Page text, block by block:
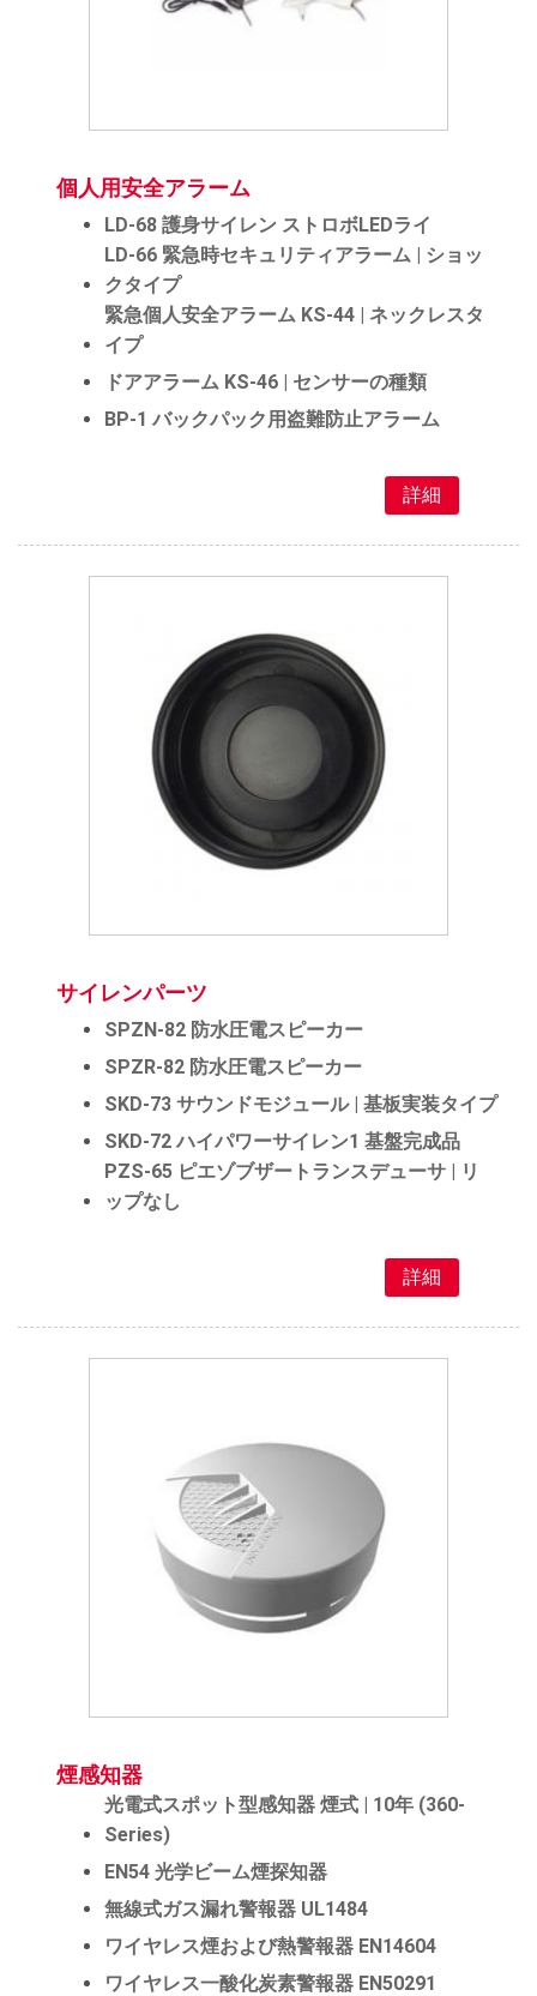
個人用安全アラーム
LD-68 護身サイレン ストロボLEDライ
LD-66 緊急時セキュリティアラーム | ショッ
クタイプ
緊急個人安全アラーム KS-44 | ネックレスタ
イプ
ドアアラーム KS-46 | センサーの種類
BP-1 バックパック用盗難防止アラーム
詳細
サイレンパーツ
SPZN-82 防水圧電スピーカー
SPZR-82 防水圧電スピーカー
SKD-73 サウンドモジュール | 基板実装タイプ
SKD-72 ハイパワーサイレン1 基盤完成品
PZS-65 ピエゾブザートランスデューサ | リ
ップなし
詳細
煙感知器
光電式スポット型感知器 煙式 | 10年 (360-
Series)
EN54 光学ビーム煙探知器
無線式ガス漏れ警報器 UL1484
ワイヤレス煙および熱警報器 EN14604
ワイヤレス一酸化炭素警報器 EN50291